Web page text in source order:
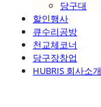
당구대
할인행사
큐수리공방
천교체코너
당구장창업
HUBRIS 회사소개